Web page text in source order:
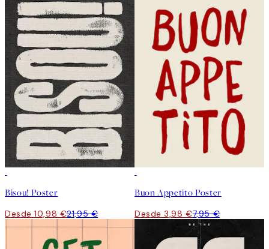
Bisou! Poster
Desde 10,98 €21,95 €
Buon Appetito Poster
Desde 3,98 €7,95 €